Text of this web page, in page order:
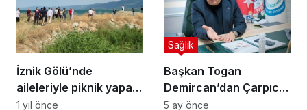
İznik Gölü’nde
aileleriyle piknik yapan
2 kuzen boğuldu
1 yıl önce
Başkan Togan
Demircan’dan Çarpıcı
Çıkış!
Sağlık
5 ay önce